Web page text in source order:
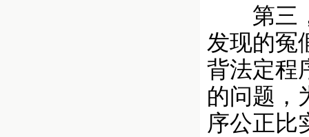
第三，
发现的冤
背法定程
的问题，
序公正比